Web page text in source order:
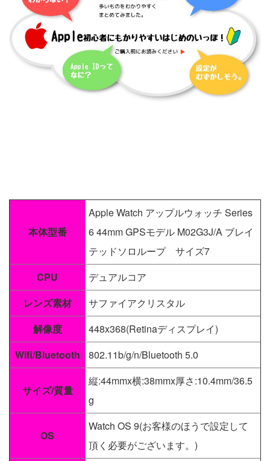
本体型番
Apple Watch アップルウォッチ Series
6 44mm GPSモデル M02G3J/A ブレイ
テッドソロループ サイズ7
CPU
デュアルコア
レンズ素材
サファイアクリスタル
解像度
448x368(Retinaディスプレイ)
Wifi/Bluetooth
802.11b/g/n/Bluetooth 5.0
サイズ/質量
縦:44mmx横:38mmx厚さ:10.4mm/36.5
g
OS
Watch OS 9(お客様のほうで設定して
頂く必要がございます。)